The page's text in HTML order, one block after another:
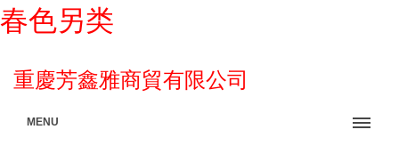
春色另类
重慶芳鑫雅商貿有限公司
MENU